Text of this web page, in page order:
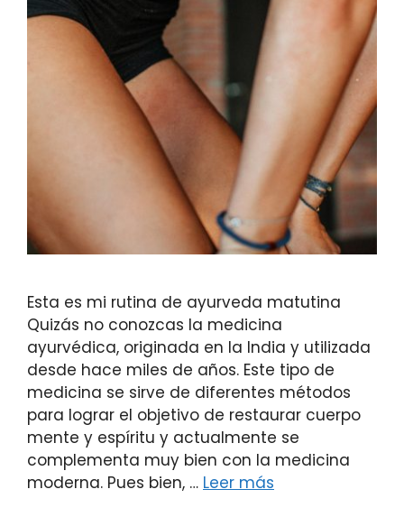
Esta es mi rutina de ayurveda matutina
Quizás no conozcas la medicina
ayurvédica, originada en la India y utilizada
desde hace miles de años. Este tipo de
medicina se sirve de diferentes métodos
para lograr el objetivo de restaurar cuerpo
mente y espíritu y actualmente se
complementa muy bien con la medicina
moderna. Pues bien, … Leer más